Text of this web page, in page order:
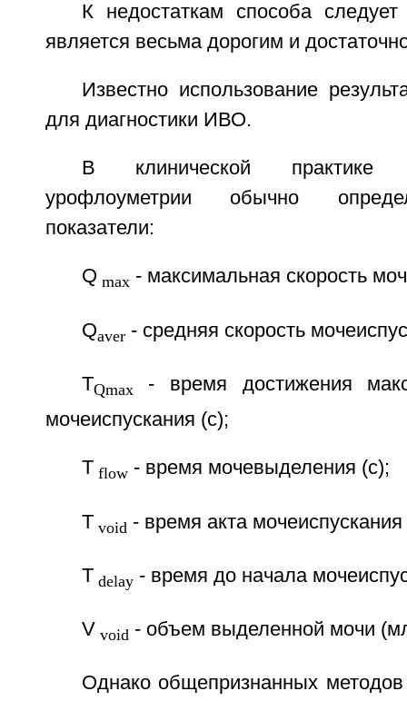
К недостаткам способа
является весьма дорогим и
Известно использование
для диагностики ИВО.
В клинической практике
урофлоуметрии обычно
показатели:
Q max- максимальная скорость
Qaver- средняя скорость
ТQmax- время достижения
мочеиспускания (с);
T flow- время мочевыделения (с);
Т void - время акта мочеиспускания
Т delay- время до начала
V void - объем выделенной мочи
Однако общепризнанных методов